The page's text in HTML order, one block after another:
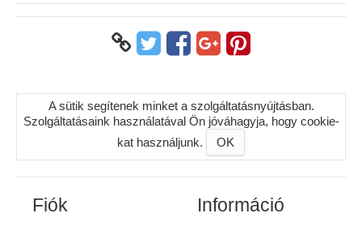
A sütik segítenek minket a szolgáltatásnyújtásban.
Szolgáltatásaink használatával Ön jóváhagyja, hogy cookie-
kat használjunk.
OK
Fiók Információ